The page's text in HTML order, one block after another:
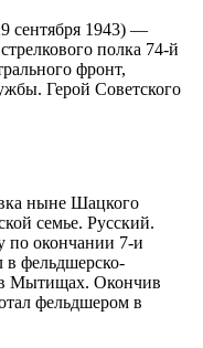
сентября 1943) —
полка 74-й
фронт,
Герой Советского
ныне Шацкого
семье. Русский.
по окончании 7-и
в фельдшерско-
Мытищах. Окончив
фельдшером в